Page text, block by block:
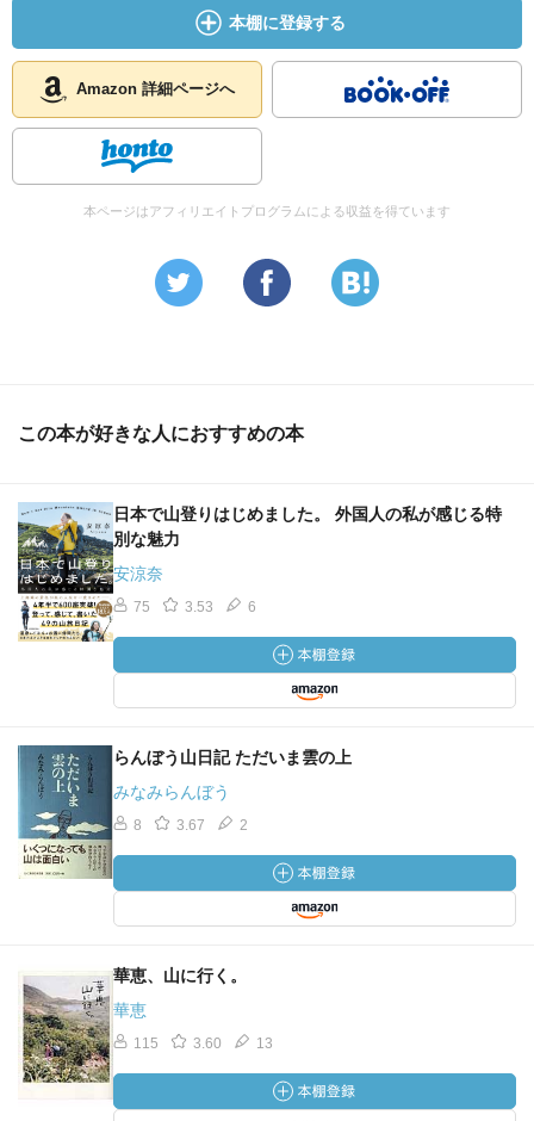
っていますが座禅に通うことにも共通点がありそうです。
角田さんの「いつも旅のなか」とこの本をあわせて読むこ
とが出来て良かったです。
このテレビ番組「トレッキング紀行」を見ることは出来な
いのでしょうか。
ウォーキングをなさっている方にもお勧めです。
本棚に登録する
Amazon 詳細ページへ
本ページはアフィリエイトプログラムによる収益を得ています
この本が好きな人におすすめの本
日本で山登りはじめました。 外国人の私が感じる特
別な魅力
安涼奈
75 3.53 6
らんぼう山日記 ただいま雲の上
みなみらんぼう
8 3.67 2
華恵、山に行く。
華恵
115 3.60 13